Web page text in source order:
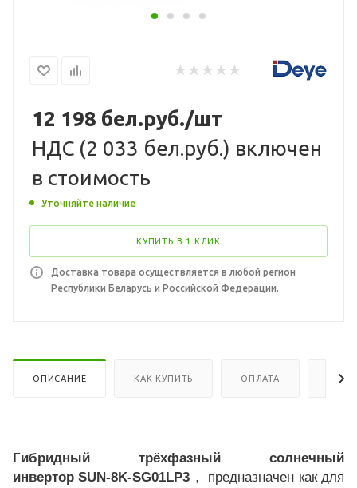
12 198 бел.руб./шт
НДС (2 033 бел.руб.) включен
в стоимость
Уточняйте наличие
КУПИТЬ В 1 КЛИК
Доставка товара осуществляется в любой регион
Республики Беларусь и Российской Федерации.
ОПИСАНИЕ КАК КУПИТЬ ОПЛАТА
Гибридный трёхфазный солнечный
инвертор SUN-8K-SG01LP3 ， предназначен как для